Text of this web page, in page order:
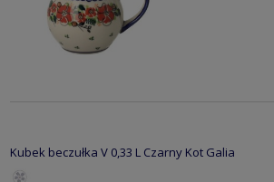
Kubek beczułka V 0,33 L Czarny Kot Galia